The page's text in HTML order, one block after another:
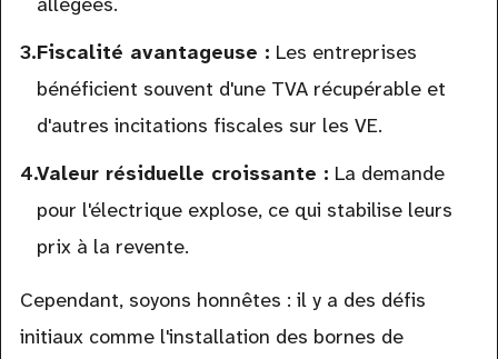
Fiscalité avantageuse : Les entreprises
bénéficient souvent d'une TVA récupérable et
d'autres incitations fiscales sur les VE.
Valeur résiduelle croissante : La demande
pour l'électrique explose, ce qui stabilise leurs
prix à la revente.
Cependant, soyons honnêtes : il y a des défis
initiaux comme l'installation des bornes de